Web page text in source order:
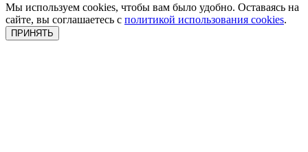
Мы используем cookies, чтобы вам было удобно. Оставаясь на
сайте, вы соглашаетесь с политикой использования cookies.
ПРИНЯТЬ